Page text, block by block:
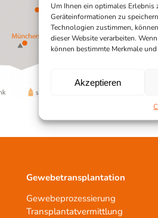
Um Ihnen ein optimales
Geräteinformationen zu
Technologien zustimmen,
dieser Website verarbeiten.
können bestimmte Merkmale
Akzeptieren
Gewebetransplantation
Gewebeprozessierung
Transplantatvermittlung